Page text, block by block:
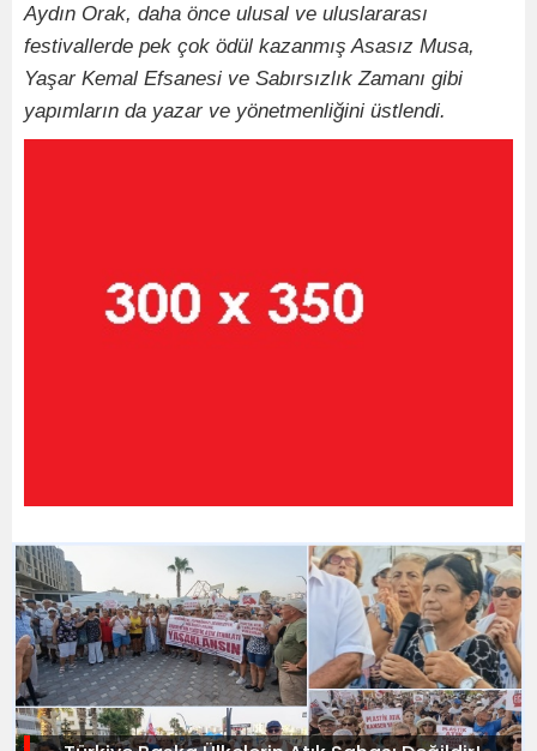
Aydın Orak, daha önce ulusal ve uluslararası
festivallerde pek çok ödül kazanmış Asasız Musa,
Yaşar Kemal Efsanesi ve Sabırsızlık Zamanı gibi
yapımların da yazar ve yönetmenliğini üstlendi.